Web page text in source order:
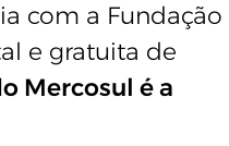
com a Fundação
e gratuita de
Mercosul é a